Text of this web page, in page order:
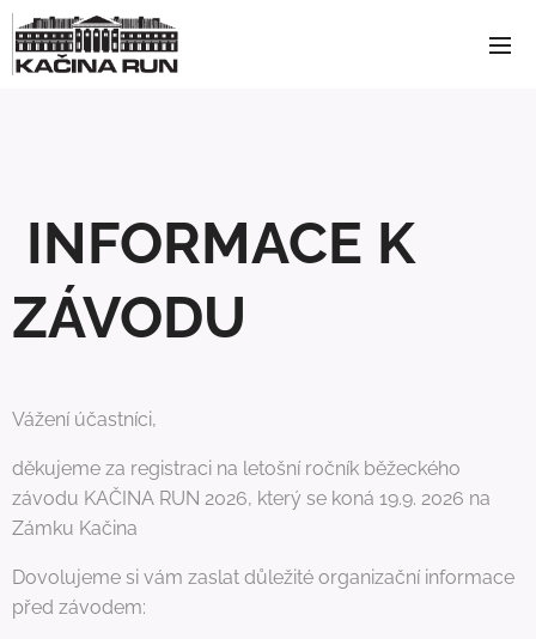
INFORMACE K
ZÁVODU
Vážení účastníci,
děkujeme za registraci na letošní ročník běžeckého
závodu KAČINA RUN 2026, který se koná 19.9. 2026 na
Zámku Kačina
Dovolujeme si vám zaslat důležité organizační informace
před závodem: